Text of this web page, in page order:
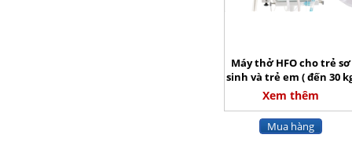
Máy thở HFO cho trẻ sơ
sinh và trẻ em ( đến 30
)
Xem thêm
Mua hàng